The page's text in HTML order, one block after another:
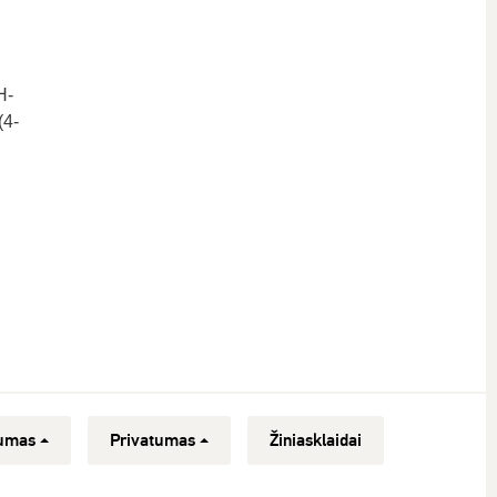
Privatumas Žiniasklaidai